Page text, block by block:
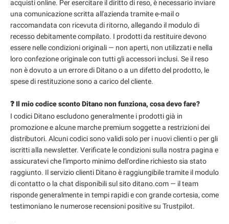
acquisti online. Per esercitare il diritto di reso, è necessario inviare
una comunicazione scritta all'azienda tramite e-mail o
raccomandata con ricevuta di ritorno, allegando il modulo di
recesso debitamente compilato. I prodotti da restituire devono
essere nelle condizioni originali — non aperti, non utilizzati e nella
loro confezione originale con tutti gli accessori inclusi. Se il reso
non è dovuto a un errore di Ditano o a un difetto del prodotto, le
spese di restituzione sono a carico del cliente.
❓ Il mio codice sconto Ditano non funziona, cosa devo fare?
I codici Ditano escludono generalmente i prodotti già in
promozione e alcune marche premium soggette a restrizioni dei
distributori. Alcuni codici sono validi solo per i nuovi clienti o per gli
iscritti alla newsletter. Verificate le condizioni sulla nostra pagina e
assicuratevi che l'importo minimo dell'ordine richiesto sia stato
raggiunto. Il servizio clienti Ditano è raggiungibile tramite il modulo
di contatto o la chat disponibili sul sito ditano.com — il team
risponde generalmente in tempi rapidi e con grande cortesia, come
testimoniano le numerose recensioni positive su Trustpilot.